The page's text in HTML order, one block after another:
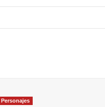
Personajes